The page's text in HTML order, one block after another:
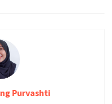
Purvashti